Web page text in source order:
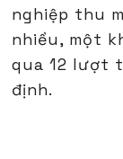
nghiệp thu
nhiều, một
qua 12 lượt
định.